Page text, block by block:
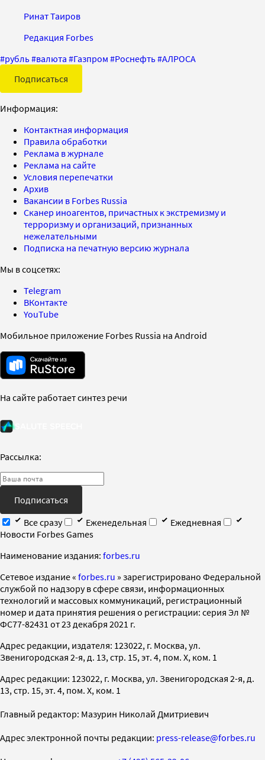
Ринат Таиров
Редакция Forbes
#рубль#валюта #Газпром #Роснефть#АЛРОСА
Подписаться
Информация:
Контактная информация
Правила обработки
Реклама в журнале
Реклама на сайте
Условия перепечатки
Архив
Вакансии в Forbes Russia
Сканер иноагентов, причастных к экстремизму и
терроризму и организаций, признанных
нежелательными
Подписка на печатную версию журнала
Мы в соцсетях:
Telegram
ВКонтакте
YouTube
Мобильное приложение Forbes Russia на Android
На сайте работает синтез речи
Рассылка:
Подписаться
Все сразу
Еженедельная
Ежедневная
Новости Forbes Games
Наименование издания: forbes.ru
Cетевое издание « forbes.ru » зарегистрировано Федеральной
службой по надзору в сфере связи, информационных
технологий и массовых коммуникаций, регистрационный
номер и дата принятия решения о регистрации: серия Эл №
ФС77-82431 от 23 декабря 2021 г.
Адрес редакции, издателя: 123022, г. Москва, ул.
Звенигородская 2-я, д. 13, стр. 15, эт. 4, пом. X, ком. 1
Адрес редакции: 123022, г. Москва, ул. Звенигородская 2-я, д.
13, стр. 15, эт. 4, пом. X, ком. 1
Главный редактор: Мазурин Николай Дмитриевич
Адрес электронной почты редакции: press-release@forbes.ru